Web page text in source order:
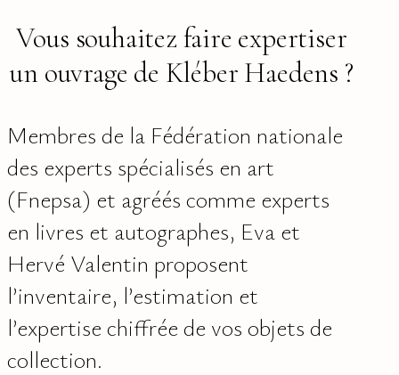
Vous souhaitez faire expertiser
un ouvrage de Kléber Haedens ?
Membres de la Fédération nationale
des experts spécialisés en art
(Fnepsa) et agréés comme experts
en livres et autographes, Eva et
Hervé Valentin proposent
l’inventaire, l’estimation et
l’expertise chiffrée de vos objets de
collection.